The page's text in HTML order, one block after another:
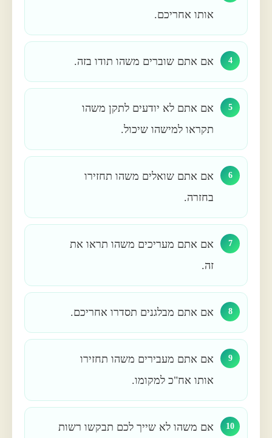
אותו אחריכם.
4 אם אתם שוברים משהו תודו בזה.
5
אם אתם לא יודעים לתקן משהו
תקראו למישהו שיכול.
6
אם אתם שואלים משהו תחזירו
בחזרה.
7
אם אתם מעריכים משהו תראו את
זה.
8 אם אתם מבלגנים תסדרו אחריכם.
9
אם אתם מעבירים משהו תחזירו
אותו אח"כ למקומו.
10
אם משהו לא שייך לכם תבקשו רשות